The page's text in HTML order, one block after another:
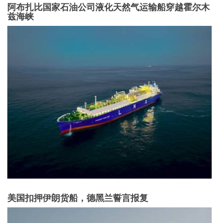
阿布扎比国家石油公司液化天然气运输船穿越霍尔木
兹海峡
美国扣押伊朗货船，德黑兰誓言报复